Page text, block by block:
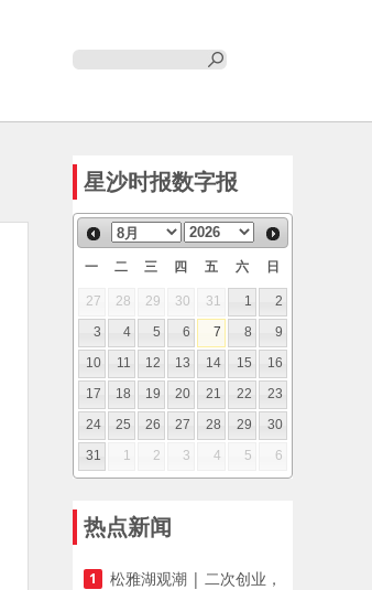
星沙时报数字报
一 二 三 四 五 六 日
27 28 29 30 31 1
2
3
4 5 6 7 8
9
10
11 12 13 14 15
16
17
18 19 20 21 22
23
24
25 26 27 28 29
30
31
1 2 3 4 5 6
热点新闻
1
松雅湖观潮 | 二次创业，